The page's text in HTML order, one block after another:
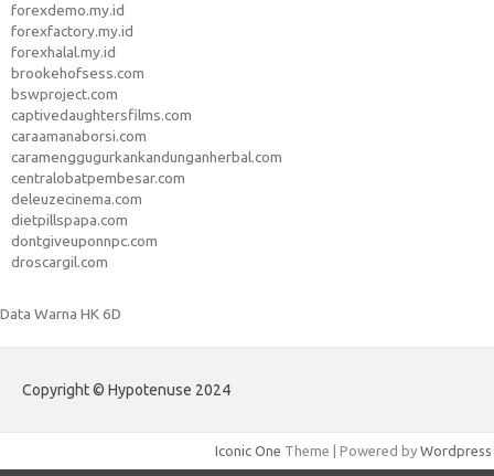
forexdemo.my.id
forexfactory.my.id
forexhalal.my.id
brookehofsess.com
bswproject.com
captivedaughtersfilms.com
caraamanaborsi.com
caramenggugurkankandunganherbal.com
centralobatpembesar.com
deleuzecinema.com
dietpillspapa.com
dontgiveuponnpc.com
droscargil.com
Data Warna HK 6D
Copyright © Hypotenuse 2024
Iconic One Theme | Powered by Wordpress